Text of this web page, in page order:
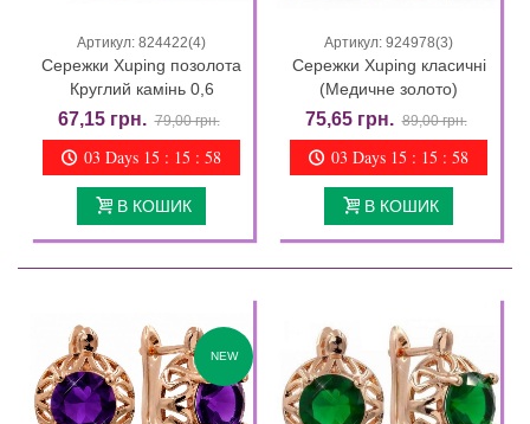
Артикул: 824422(4)
Сережки Xuping позолота
Круглий камінь 0,6
67,15 грн. 79,00 грн.
03 Days 15 : 15 : 57
В КОШИК
Артикул: 924978(3)
Сережки Xuping класичні
(Медичне золото)
75,65 грн. 89,00 грн.
03 Days 15 : 15 : 57
В КОШИК
NEW